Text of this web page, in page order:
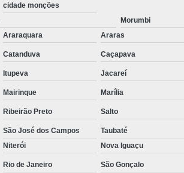
Empresa Jardinagem e
Empresa
Empresa de
Empresa de
Empresa de
Empresa de
Empresa de
cidade monções
Morumbi
Araraquara Araras
Catanduva Caçapava
Itupeva Jacareí
Mairinque Marília
Ribeirão Preto Salto
São José dos Campos Taubaté
Niterói Nova Iguaçu
Rio de Janeiro São Gonçalo